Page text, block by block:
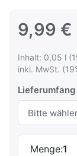
9,99 €
Inhalt: 0,05 l
inkl. MwSt.
Lieferumfang
Menge:1